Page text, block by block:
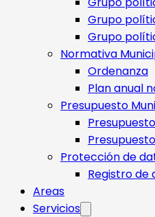
Grupo
Grupo
Normativa
Ordenanza
Plan anual
Presupuesto
Protección de
Registro
Areas
Servicios